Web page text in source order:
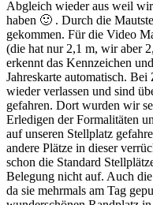
Abgleich wieder aus weil
haben 🙂 . Durch die
gekommen. Für die Video
(die hat nur 2,1 m, wir aber
erkennt das Kennzeichen
Jahreskarte automatisch.
wieder verlassen und sind
gefahren. Dort wurden wir
Erledigen der Formalitäten
auf unseren Stellplatz
andere Plätze in dieser
schon die Standard
Belegung nicht auf. Auch
da sie mehrmals am Tag